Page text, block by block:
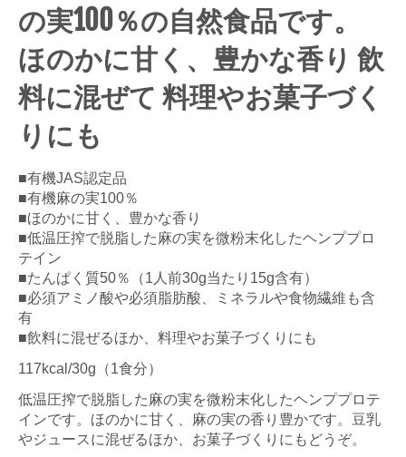
の実100％の自然食品です。
ほのかに甘く、豊かな香り 飲
料に混ぜて 料理やお菓子づく
りにも
■有機JAS認定品
■有機麻の実100％
■ほのかに甘く、豊かな香り
■低温圧搾で脱脂した麻の実を微粉末化したヘンププロ
テイン
■たんぱく質50％（1人前30g当たり15g含有）
■必須アミノ酸や必須脂肪酸、ミネラルや食物繊維も含
有
■飲料に混ぜるほか、料理やお菓子づくりにも
117kcal/30g（1食分）
低温圧搾で脱脂した麻の実を微粉末化したヘンププロテ
インです。ほのかに甘く、麻の実の香り豊かです。豆乳
やジュースに混ぜるほか、お菓子づくりにもどうぞ。